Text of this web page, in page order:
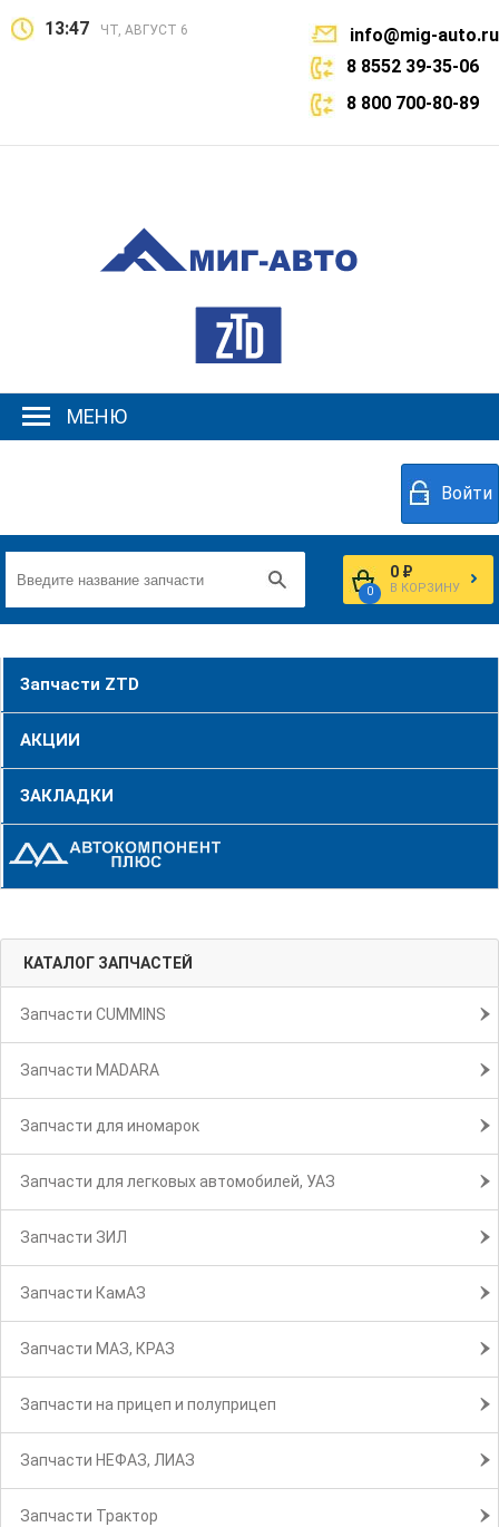
13:47 ЧТ, АВГУСТ 6
info@mig-auto.ru
8 8552 39-35-06
8 800 700-80-89
МЕНЮ
Войти
0
0 ₽
В КОРЗИНУ
Запчасти ZTD
АКЦИИ
ЗАКЛАДКИ
КАТАЛОГ ЗАПЧАСТЕЙ
Запчасти CUMMINS
Запчасти MADARA
Запчасти для иномарок
Запчасти для легковых автомобилей, УАЗ
Запчасти ЗИЛ
Запчасти КамАЗ
Запчасти МАЗ, КРАЗ
Запчасти на прицеп и полуприцеп
Запчасти НЕФАЗ, ЛИАЗ
Запчасти Трактор